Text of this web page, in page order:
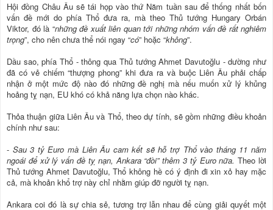
Hội đồng Châu Âu sẽ tái họp vào thứ Năm tuần sau để thống nhất bốn
vấn đề mới do phía Thổ đưa ra, mà theo Thủ tướng Hungary Orbán
Viktor, đó là “những đề xuất liên quan tới những nhóm vấn đề rất nghiêm
trọng”, cho nên chưa thể nói ngay “có” hoặc “không”.
Dầu sao, phía Thổ - thông qua Thủ tướng Ahmet Davutoğlu - dường như
đã có vẻ chiếm “thượng phong” khi đưa ra và buộc Liên Âu phải chấp
nhận ở một mức độ nào đó những đề nghị mà nếu muốn xử lý khủng
hoảng tỵ nạn, EU khó có khả năng lựa chọn nào khác.
Thỏa thuận giữa Liên Âu và Thổ, theo dự tính, sẽ gồm những điều khoản
chính như sau:
- Sau 3 tỷ Euro mà Liên Âu cam kết sẽ hỗ trợ Thổ vào tháng 11 năm
ngoái để xử lý vấn đề tỵ nạn, Ankara “đòi” thêm 3 tỷ Euro nữa. Theo lời
Thủ tướng Ahmet Davutoğlu, Thổ không hề có ý định đi xin xỏ hay mặc
cả, mà khoản khổ trợ này chỉ nhằm giúp đỡ người tỵ nạn.
Ankara coi đó là sự chia sẻ, tương trợ lẫn nhau để cùng giải quyết một